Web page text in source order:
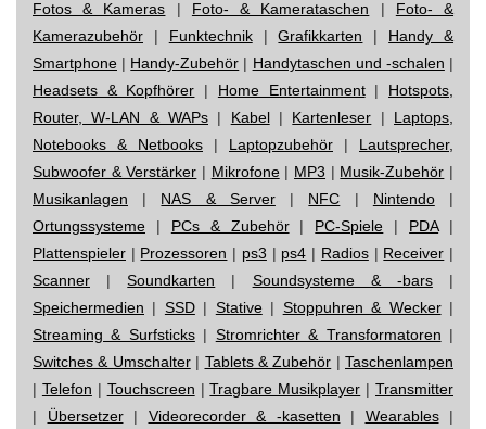
Fotos & Kameras | Foto- & Kamerataschen | Foto- &
Kamerazubehör | Funktechnik|Grafikkarten | Handy &
Smartphone | Handy-Zubehör | Handytaschen und -schalen |
Headsets & Kopfhörer | Home Entertainment| Hotspots,
Router, W-LAN & WAPs | Kabel| Kartenleser | Laptops,
Notebooks & Netbooks | Laptopzubehör | Lautsprecher,
Subwoofer & Verstärker | Mikrofone| MP3 | Musik-Zubehör |
Musikanlagen | NAS & Server| NFC | Nintendo|
Ortungssysteme | PCs & Zubehör| PC-Spiele | PDA|
Plattenspieler | Prozessoren | ps3 | ps4 | Radios| Receiver |
Scanner |Soundkarten | Soundsysteme & -bars|
Speichermedien | SSD| Stative| Stoppuhren & Wecker|
Streaming & Surfsticks| Stromrichter & Transformatoren |
Switches & Umschalter| Tablets & Zubehör | Taschenlampen
| Telefon | Touchscreen |Tragbare Musikplayer | Transmitter
| Übersetzer| Videorecorder & -kasetten | Wearables|